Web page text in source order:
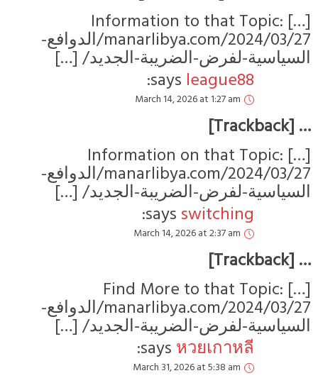
[…] Information to that Topic:
manarlibya.com/2024/03/27/الدوافع-
لفرض-الضريبة-الجديد/ […]
league88
says:
March 14, 2026 at 1:27 am
…
[…] Information on that Topic:
manarlibya.com/2024/03/27/الدوافع-
لفرض-الضريبة-الجديد/ […]
switching
says:
March 14, 2026 at 2:37 am
…
[…] Find More to that Topic:
manarlibya.com/2024/03/27/الدوافع-
لفرض-الضريبة-الجديد/ […]
หวยเกาหลี
says:
March 31, 2026 at 5:38 am